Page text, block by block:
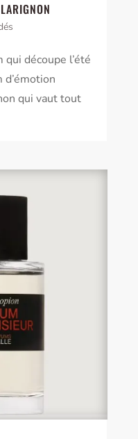
découpe l’été
d’émotion
qui vaut tout